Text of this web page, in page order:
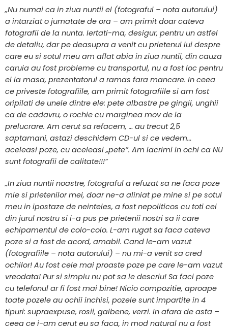
„Nu numai ca in ziua nuntii el (fotograful – nota autorului)
a intarziat o jumatate de ora – am primit doar cateva
fotografii de la nunta. Iertati-ma, desigur, pentru un astfel
de detaliu, dar pe deasupra a venit cu prietenul lui despre
care eu si sotul meu am aflat abia in ziua nuntii, din cauza
caruia au fost probleme cu transportul, nu a fost loc pentru
el la masa, prezentatorul a ramas fara mancare. In ceea
ce priveste fotografiile, am primit fotografiile si am fost
oripilati de unele dintre ele: pete albastre pe gingii, unghii
ca de cadavru, o rochie cu marginea mov de la
prelucrare. Am cerut sa refacem, … au trecut 2,5
saptamani, astazi deschidem CD-ul si ce vedem…
aceleasi poze, cu aceleasi „pete”. Am lacrimi in ochi ca NU
sunt fotografii de calitate!!!”
„In ziua nuntii noastre, fotograful a refuzat sa ne faca poze
mie si prietenilor mei, doar ne-a aliniat pe mine si pe sotul
meu in ipostaze de neinteles, a fost nepoliticos cu toti cei
din jurul nostru si i-a pus pe prietenii nostri sa ii care
echipamentul de colo-colo. L-am rugat sa faca cateva
poze si a fost de acord, amabil. Cand le-am vazut
(fotografiile – nota autorului) – nu mi-a venit sa cred
ochilor! Au fost cele mai proaste poze pe care le-am vazut
vreodata! Pur si simplu nu pot sa le descriu! Sa faci poze
cu telefonul ar fi fost mai bine! Nicio compozitie, aproape
toate pozele au ochii inchisi, pozele sunt impartite in 4
tipuri: supraexpuse, rosii, galbene, verzi. In afara de asta –
ceea ce i-am cerut eu sa faca, in mod natural nu a fost